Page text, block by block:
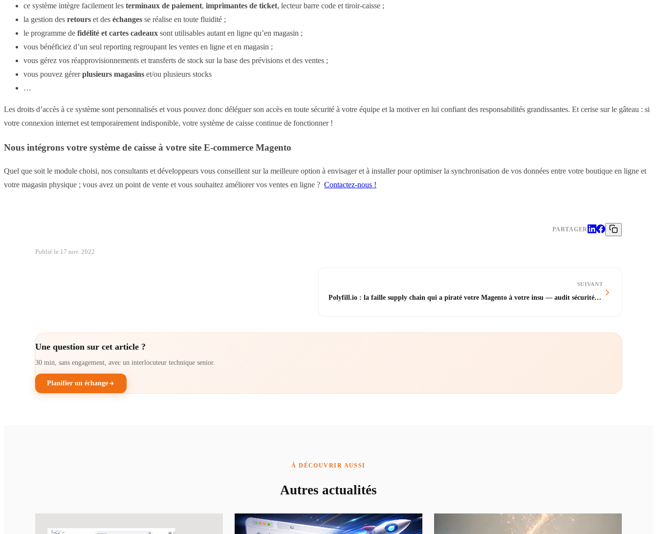
ce système intègre facilement les terminaux de paiement, imprimantes de ticket, lecteur barre code et tiroir-caisse ;
la gestion des retours et des échanges se réalise en toute fluidité ;
le programme de fidélité et cartes cadeaux sont utilisables autant en ligne qu’en magasin ;
vous bénéficiez d’un seul reporting regroupant les ventes en ligne et en magasin ;
vous gérez vos réapprovisionnements et transferts de stock sur la base des prévisions et des ventes ;
vous pouvez gérerplusieurs magasins et/ou plusieurs stocks
…
Les droits d’accès à ce système sont personnalisés et vous pouvez donc déléguer son accès en toute sécurité à votre équipe et la motiver en lui confiant des responsabilités grandissantes. Et cerise sur le gâteau : si
votre connexion internet est temporairement indisponible, votre système de caisse continue de fonctionner !
Nous intégrons votre système de caisse à votre site E-commerce Magento
Quel que soit le module choisi, nos consultants et développeurs vous conseillent sur la meilleure option à envisager et à installer pour optimiser la synchronisation de vos données entre votre boutique en ligne et
votre magasin physique ; vous avez un point de vente et vous souhaitez améliorer vos ventes en ligne ? Contactez-nous !
PARTAGER
Publié le 17 nov. 2022
SUIVANT
Polyfill.io : la faille supply chain qui a piraté votre Magento à votre insu — audit sécurité front-end 2026
Une question sur cet article ?
30 min, sans engagement, avec un interlocuteur technique senior.
Planifier un échange
À DÉCOUVRIR AUSSI
Autres actualités